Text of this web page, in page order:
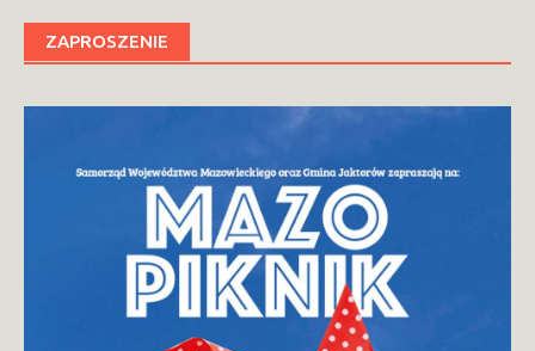
ZAPROSZENIE